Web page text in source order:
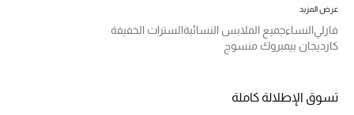
نسوقوا أحدث ما وصلنا
عرض جميع المنتجات
عرض المزيد
فارليالنساءجميع الملابس النسائيةالسترات الخفيفة
كارديجان بيمبروك منسوج
تسوق الإطلالة كاملة